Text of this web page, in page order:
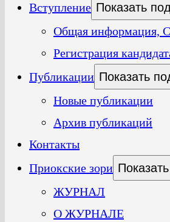
Вступление Показать
Общая информация,
Регистрация
Публикации Показать
Новые публикации
Архив публикаций
Контакты
Приокские зори
ЖУРНАЛ
О ЖУРНАЛЕ